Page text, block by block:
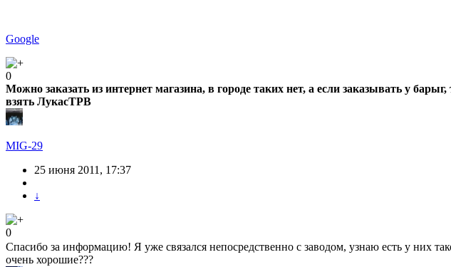
Google
0
Можно заказать из интернет магазина, в городе таких нет, а если заказывать у
взять ЛукасТРВ
MIG-29
25 июня 2011, 17:37
↓
0
Спасибо за информацию! Я уже связался непосредственно с заводом, узнаю есть у них
очень хорошие???